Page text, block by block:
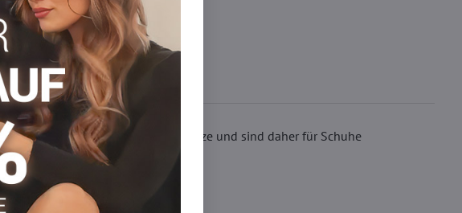
Diskussion 0
Sie haben keine verstärkte Spitze und sind daher für Schuhe